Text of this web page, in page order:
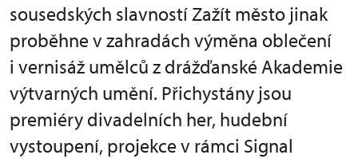
sousedských slavností Zažít město jinak
proběhne v zahradách výměna oblečení
i vernisáž umělců z drážďanské Akademie
výtvarných umění. Přichystány jsou
premiéry divadelních her, hudební
vystoupení, projekce v rámci Signal